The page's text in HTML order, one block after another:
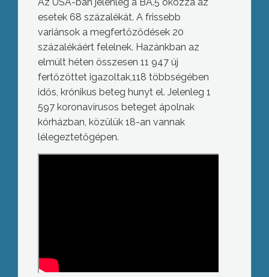
esetek 68 százalékát. A frissebb
variánsok a megfertőződések 20
százalékáért felelnek. Hazánkban az
elmúlt héten összesen 11 947 új
fertőzöttet igazoltak,118 többségében
idős, krónikus beteg hunyt el. Jelenleg 1
597 koronavírusos beteget ápolnak
kórházban, közülük 18-an vannak
lélegeztetőgépen.
Már hét éve teljes kapacitással